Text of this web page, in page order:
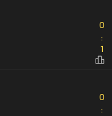
0
:1
1
0
:0